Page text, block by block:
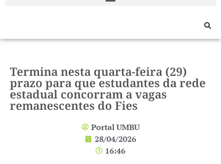
Termina nesta quarta-feira (29)
prazo para que estudantes da rede
estadual concorram a vagas
remanescentes do Fies
Portal UMBU
28/04/2026
16:46